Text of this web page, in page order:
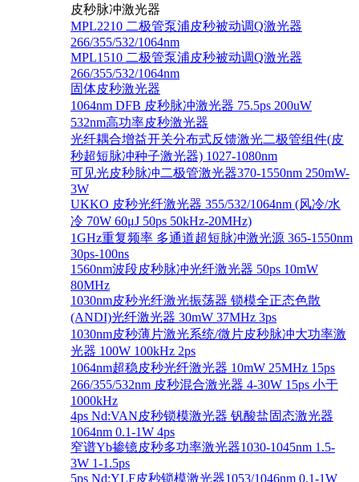
皮秒脉冲激光器
​MPL2210 二极管泵浦皮秒被动调Q激光器
266/355/532/1064nm
MPL1510 二极管泵浦皮秒被动调Q激光器
266/355/532/1064nm
固体皮秒激光器
1064nm DFB 皮秒脉冲激光器 75.5ps 200uW
532nm高功率皮秒激光器
光纤耦合增益开关分布式反馈激光二极管组件(皮
秒超短脉冲种子激光器) 1027-1080nm
可见光皮秒脉冲二极管激光器370-1550nm 250mW-
3W
UKKO 皮秒光纤激光器 355/532/1064nm (风冷/水
冷 70W 60μJ 50ps 50kHz-20MHz)
1GHz重复频率 多通道超短脉冲激光源 365-1550nm
30ps-100ns
1560nm波段皮秒脉冲光纤激光器 50ps 10mW
80MHz
1030nm皮秒光纤激光振荡器 锁模全正态色散
(ANDI)光纤激光器 30mW 37MHz 3ps
1030nm皮秒薄片激光系统/微片皮秒脉冲大功率激
光器 100W 100kHz 2ps
1064nm超稳皮秒光纤激光器 10mW 25MHz 15ps
266/355/532nm 皮秒混合激光器 4-30W 15ps 小于
1000kHz
4ps Nd:VAN皮秒锁模激光器 钒酸盐固态激光器
1064nm 0.1-1W 4ps
窄谱Yb掺镱皮秒多功率激光器1030-1045nm 1.5-
3W 1-1.5ps
5ps Nd:YLF皮秒锁模激光器1053/1046nm 0.1-1W